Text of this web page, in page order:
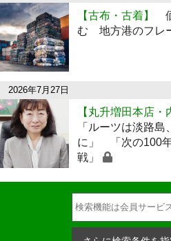
【古布・古着】
む 地方港のフレ
2026年7月27日
【丸升増田本店・
「ルーツは淡路
に」 「次の100
戦」